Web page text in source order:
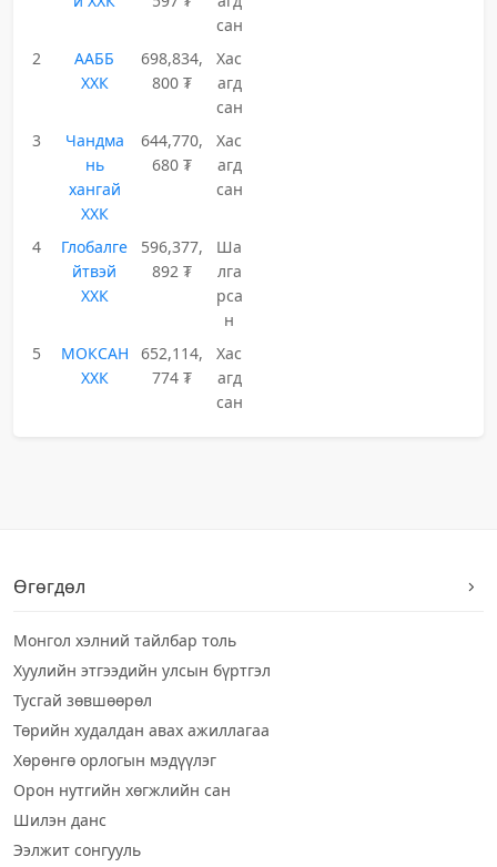
сан
2
ААББ
ХХК
698,834,
800 ₮
Хас
агд
сан
3
Чандма
нь
хангай
ХХК
644,770,
680 ₮
Хас
агд
сан
4
Глобалге
йтвэй
ХХК
596,377,
892 ₮
Ша
лга
рса
н
5
МОКСАН
ХХК
652,114,
774 ₮
Хас
агд
сан
Өгөгдөл
Монгол хэлний тайлбар толь
Хуулийн этгээдийн улсын бүртгэл
Тусгай зөвшөөрөл
Төрийн худалдан авах ажиллагаа
Хөрөнгө орлогын мэдүүлэг
Орон нутгийн хөгжлийн сан
Шилэн данс
Ээлжит сонгууль